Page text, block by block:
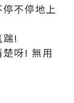
不停地上
踹!
呀! 無用